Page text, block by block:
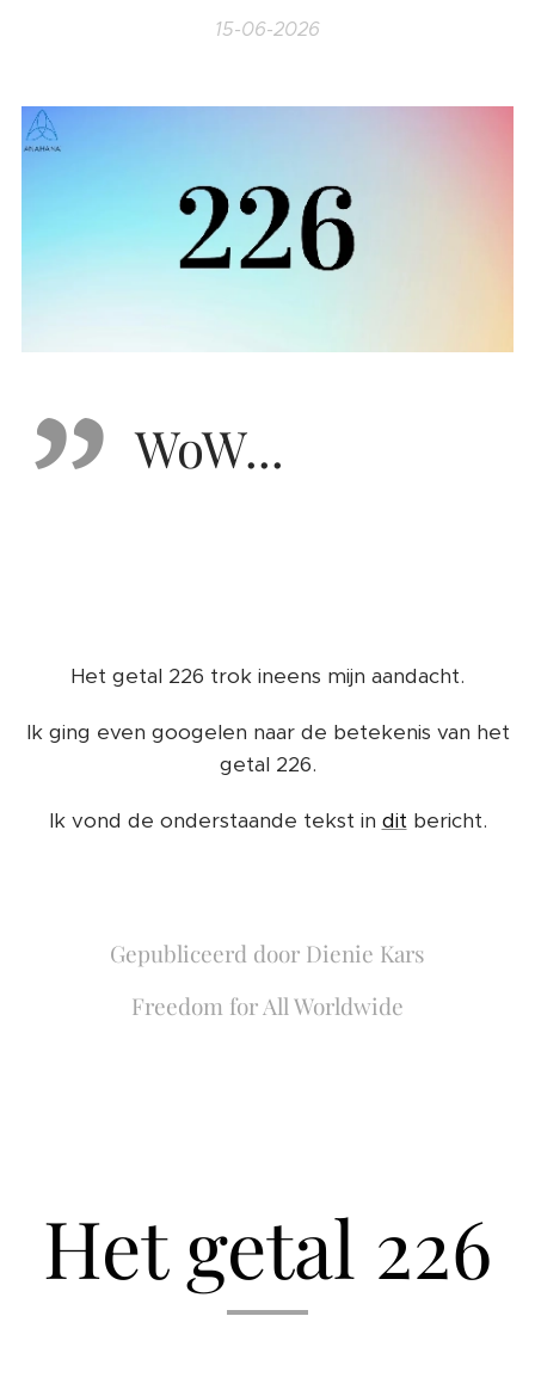
15-06-2026
WoW...
Het getal 226 trok ineens mijn aandacht.
Ik ging even googelen naar de betekenis van het
getal 226.
Ik vond de onderstaande tekst in ditbericht.
Gepubliceerd door Dienie Kars
Freedom for All Worldwide
Het getal 226